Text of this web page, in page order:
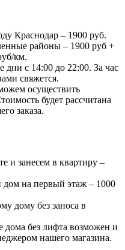
Краснодар – 1900 руб.
районы – 1900 руб +
км.
дни с 14:00 до 22:00. За час
свяжется.
осуществить
будет рассчитана
заказа.
и занесем в квартиру –
дом на первый этаж – 1000
дому без заноса в
без лифта возможен и
нашего магазина.